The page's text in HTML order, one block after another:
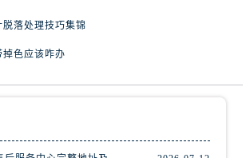
辽宁省锦州市古塔区中央大街浪琴售后服务中心（需提前预约）
落处理技巧集锦
色应该咋办